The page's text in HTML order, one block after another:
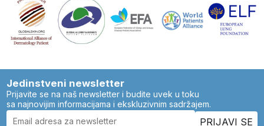
Jedinstveni newsletter
Prijavite se na naš newsletter i budite uvek u toku
sa najnovijim informacijama i ekskluzivnim sadržajem.